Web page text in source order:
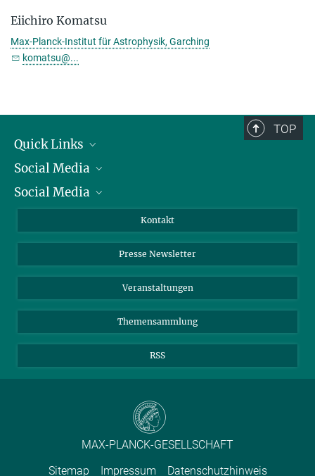
Eiichiro Komatsu
Max-Planck-Institut für Astrophysik, Garching
komatsu@...
TOP
Quick Links
Präsident
Zahlen und Fakten
Meldestelle Fehlverhalten
Social Media
Bluesky
Social Media
YouTube
Kontakt
Presse Newsletter
Veranstaltungen
Themensammlung
RSS
MAX-PLANCK-GESELLSCHAFT
Sitemap
Impressum Datenschutzhinweis